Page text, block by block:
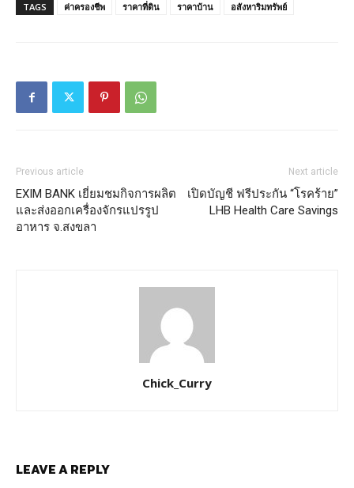
TAGS ค่าครองชีพ ราคาที่ดิน ราคาบ้าน อสังหาริมทรัพย์
Previous article
EXIM BANK เยี่ยมชมกิจการผลิต
และส่งออกเครื่องจักรแปรรูป
อาหาร จ.สงขลา
Next article
เปิดบัญชี ฟรีประกัน “โรคร้าย”
LHB Health Care Savings
Chick_Curry
LEAVE A REPLY